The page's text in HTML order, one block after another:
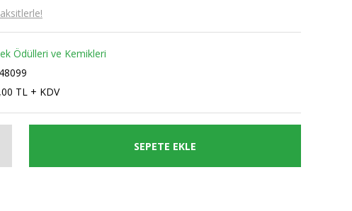
Ödülleri ve Kemikleri
TL + KDV
SEPETE EKLE